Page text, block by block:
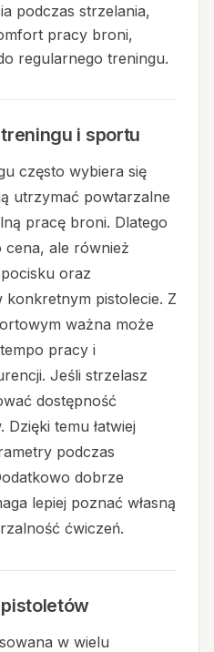
podczas strzelania,
pracy broni,
regularnego treningu.
i sportu
często wybiera się
utrzymać powtarzalne
pracę broni. Dlatego
cena, ale również
oraz
konkretnym pistolecie. Z
ważna może
pracy i
Jeśli strzelasz
dostępność
temu łatwiej
podczas
dobrze
lepiej poznać własną
ćwiczeń.
w wielu